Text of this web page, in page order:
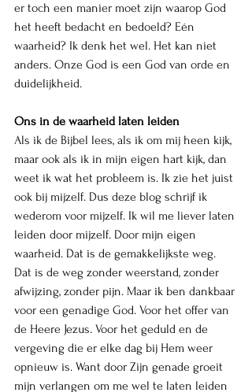
er toch een manier moet zijn waarop God
het heeft bedacht en bedoeld? Eén
waarheid? Ik denk het wel. Het kan niet
anders. Onze God is een God van orde en
duidelijkheid.
Ons in de waarheid laten leiden
Als ik de Bijbel lees, als ik om mij heen kijk,
maar ook als ik in mijn eigen hart kijk, dan
weet ik wat het probleem is. Ik zie het juist
ook bij mijzelf. Dus deze blog schrijf ik
wederom voor mijzelf. Ik wil me liever laten
leiden door mijzelf. Door mijn eigen
waarheid. Dat is de gemakkelijkste weg.
Dat is de weg zonder weerstand, zonder
afwijzing, zonder pijn. Maar ik ben dankbaar
voor een genadige God. Voor het offer van
de Heere Jezus. Voor het geduld en de
vergeving die er elke dag bij Hem weer
opnieuw is. Want door Zijn genade groeit
mijn verlangen om me wel te laten leiden